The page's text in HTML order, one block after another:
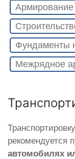
Армирование
Фундаменты
Межрядное
рекомендуется
автомобилях